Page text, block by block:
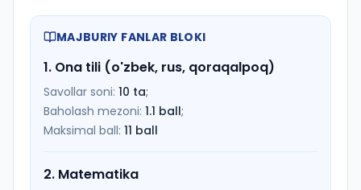
MAJBURIY FANLAR BLOKI
1. Ona tili (o'zbek, rus, qoraqalpoq)
Savollar soni: 10 ta;
Baholash mezoni: 1.1 ball;
Maksimal ball: 11 ball
2. Matematika